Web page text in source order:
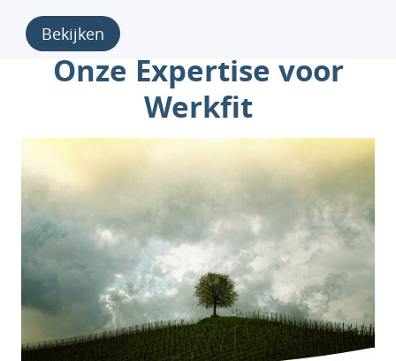
Bekijken
Onze Expertise voor
Werkfit